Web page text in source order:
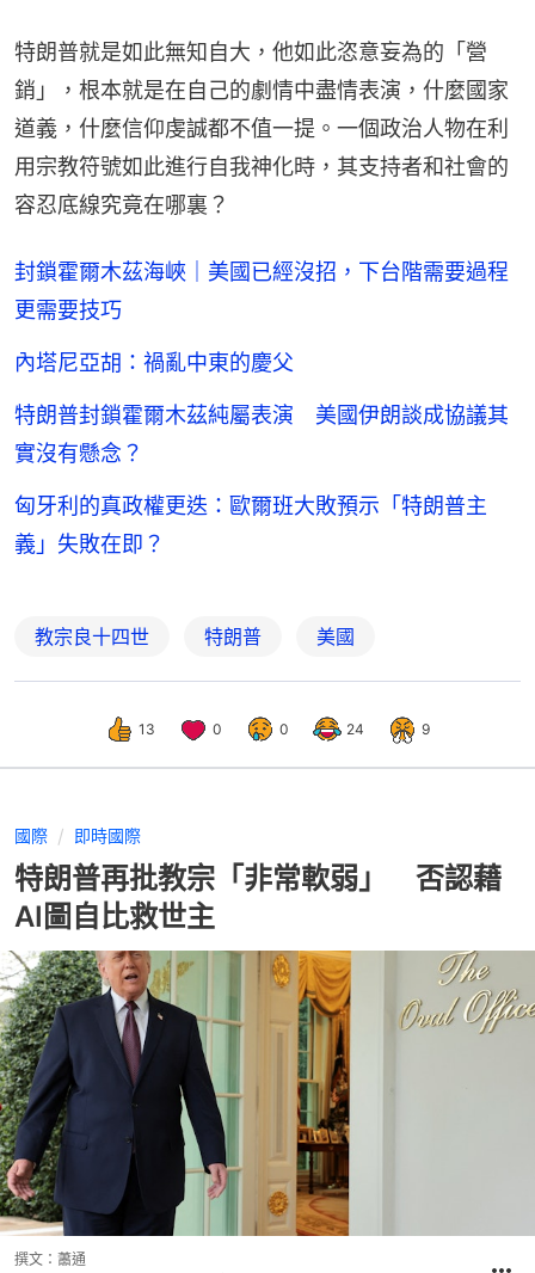
特朗普就是如此無知自大，他如此恣意妄為的「營
銷」，根本就是在自己的劇情中盡情表演，什麼國家
道義，什麼信仰虔誠都不值一提。一個政治人物在利
用宗教符號如此進行自我神化時，其支持者和社會的
容忍底線究竟在哪裏？
封鎖霍爾木茲海峽｜美國已經沒招，下台階需要過程
更需要技巧
內塔尼亞胡：禍亂中東的慶父
特朗普封鎖霍爾木茲純屬表演 美國伊朗談成協議其
實沒有懸念？
匈牙利的真政權更迭：歐爾班大敗預示「特朗普主
義」失敗在即？
教宗良十四世 特朗普 美國
13 0 0 24 9
國際 即時國際
特朗普再批教宗「非常軟弱」 否認藉
AI圖自比救世主
撰文： 蕭通